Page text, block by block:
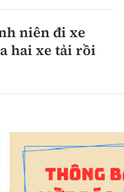
niên đi xe
hai xe tải rồi